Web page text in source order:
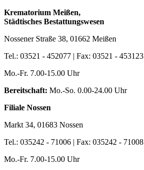
Krematorium Meißen,
Städtisches Bestattungswesen
Nossener Straße 38, 01662 Meißen
Tel.: 03521 - 452077 | Fax: 03521 - 453123
Mo.-Fr. 7.00-15.00 Uhr
Bereitschaft: Mo.-So. 0.00-24.00 Uhr
Filiale Nossen
Markt 34, 01683 Nossen
Tel.: 035242 - 71006 | Fax: 035242 - 71008
Mo.-Fr. 7.00-15.00 Uhr